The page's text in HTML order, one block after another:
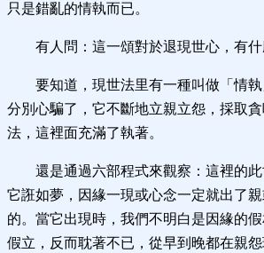
只是錯亂的情執而已。
有人問：這一頌對於退現世心，有
要知道，現世法里有一種叫做「情
分別心騙了，它不斷地立親立怨，採取
法，這裡面充滿了執著。
還是通過六部程式來觀察：這裡的此
它誑如夢，因緣一現或心念一定就出了
的。當它出現時，我們不明白是因緣的
假立，反而耽著不已，從早到晚都在親